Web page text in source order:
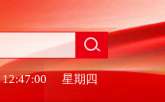
12:47:00 星期四